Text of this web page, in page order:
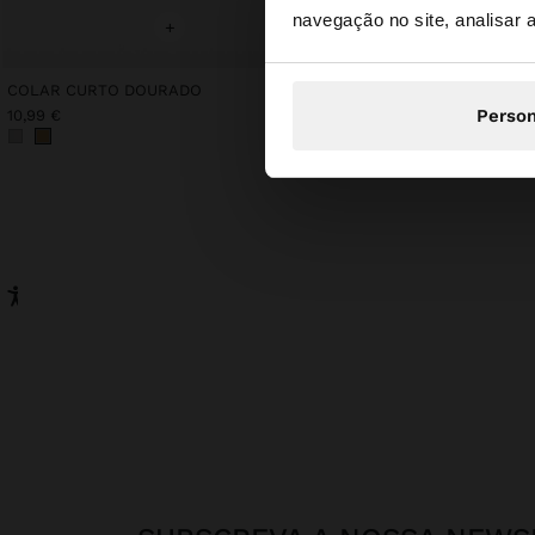
navegação no site, analisar
Está a aceder ao
+
COLAR CURTO DOURADO
10,99 €